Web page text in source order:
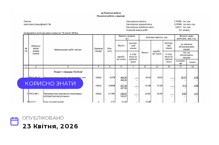
КОРИСНО ЗНАТИ
ОПУБЛІКОВАНО
23 Квітня, 2026